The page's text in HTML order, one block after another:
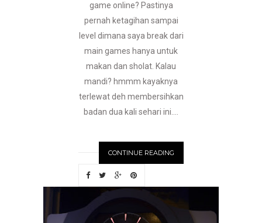
game online? Pastinya
pernah ketagihan sampai
level dimana saya break dari
main games hanya untuk
makan dan sholat. Kalau
mandi? hmmm kayaknya
terlewat deh membersihkan
badan dua kali sehari ini....
CONTINUE READING